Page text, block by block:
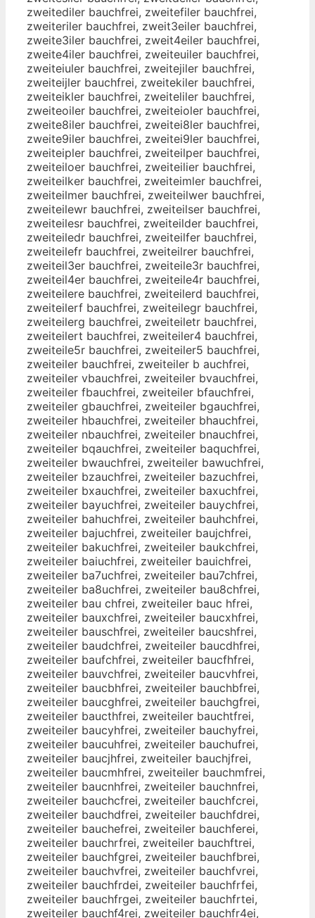
zweitediler bauchfrei, zweitefiler bauchfrei,
zweiteriler bauchfrei, zweit3eiler bauchfrei,
zweite3iler bauchfrei, zweit4eiler bauchfrei,
zweite4iler bauchfrei, zweiteuiler bauchfrei,
zweiteiuler bauchfrei, zweitejiler bauchfrei,
zweiteijler bauchfrei, zweitekiler bauchfrei,
zweiteikler bauchfrei, zweiteliler bauchfrei,
zweiteoiler bauchfrei, zweiteioler bauchfrei,
zweite8iler bauchfrei, zweitei8ler bauchfrei,
zweite9iler bauchfrei, zweitei9ler bauchfrei,
zweiteipler bauchfrei, zweiteilper bauchfrei,
zweiteiloer bauchfrei, zweiteilier bauchfrei,
zweiteilker bauchfrei, zweiteimler bauchfrei,
zweiteilmer bauchfrei, zweiteilwer bauchfrei,
zweiteilewr bauchfrei, zweiteilser bauchfrei,
zweiteilesr bauchfrei, zweiteilder bauchfrei,
zweiteiledr bauchfrei, zweiteilfer bauchfrei,
zweiteilefr bauchfrei, zweiteilrer bauchfrei,
zweiteil3er bauchfrei, zweiteile3r bauchfrei,
zweiteil4er bauchfrei, zweiteile4r bauchfrei,
zweiteilere bauchfrei, zweiteilerd bauchfrei,
zweiteilerf bauchfrei, zweiteilegr bauchfrei,
zweiteilerg bauchfrei, zweiteiletr bauchfrei,
zweiteilert bauchfrei, zweiteiler4 bauchfrei,
zweiteile5r bauchfrei, zweiteiler5 bauchfrei,
zweiteiler bauchfrei, zweiteiler b auchfrei,
zweiteiler vbauchfrei, zweiteiler bvauchfrei,
zweiteiler fbauchfrei, zweiteiler bfauchfrei,
zweiteiler gbauchfrei, zweiteiler bgauchfrei,
zweiteiler hbauchfrei, zweiteiler bhauchfrei,
zweiteiler nbauchfrei, zweiteiler bnauchfrei,
zweiteiler bqauchfrei, zweiteiler baquchfrei,
zweiteiler bwauchfrei, zweiteiler bawuchfrei,
zweiteiler bzauchfrei, zweiteiler bazuchfrei,
zweiteiler bxauchfrei, zweiteiler baxuchfrei,
zweiteiler bayuchfrei, zweiteiler bauychfrei,
zweiteiler bahuchfrei, zweiteiler bauhchfrei,
zweiteiler bajuchfrei, zweiteiler baujchfrei,
zweiteiler bakuchfrei, zweiteiler baukchfrei,
zweiteiler baiuchfrei, zweiteiler bauichfrei,
zweiteiler ba7uchfrei, zweiteiler bau7chfrei,
zweiteiler ba8uchfrei, zweiteiler bau8chfrei,
zweiteiler bau chfrei, zweiteiler bauc hfrei,
zweiteiler bauxchfrei, zweiteiler baucxhfrei,
zweiteiler bauschfrei, zweiteiler baucshfrei,
zweiteiler baudchfrei, zweiteiler baucdhfrei,
zweiteiler baufchfrei, zweiteiler baucfhfrei,
zweiteiler bauvchfrei, zweiteiler baucvhfrei,
zweiteiler baucbhfrei, zweiteiler bauchbfrei,
zweiteiler baucghfrei, zweiteiler bauchgfrei,
zweiteiler baucthfrei, zweiteiler bauchtfrei,
zweiteiler baucyhfrei, zweiteiler bauchyfrei,
zweiteiler baucuhfrei, zweiteiler bauchufrei,
zweiteiler baucjhfrei, zweiteiler bauchjfrei,
zweiteiler baucmhfrei, zweiteiler bauchmfrei,
zweiteiler baucnhfrei, zweiteiler bauchnfrei,
zweiteiler bauchcfrei, zweiteiler bauchfcrei,
zweiteiler bauchdfrei, zweiteiler bauchfdrei,
zweiteiler bauchefrei, zweiteiler bauchferei,
zweiteiler bauchrfrei, zweiteiler bauchftrei,
zweiteiler bauchfgrei, zweiteiler bauchfbrei,
zweiteiler bauchvfrei, zweiteiler bauchfvrei,
zweiteiler bauchfrdei, zweiteiler bauchfrfei,
zweiteiler bauchfrgei, zweiteiler bauchfrtei,
zweiteiler bauchf4rei, zweiteiler bauchfr4ei,